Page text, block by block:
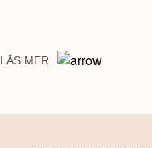
LÄS MER